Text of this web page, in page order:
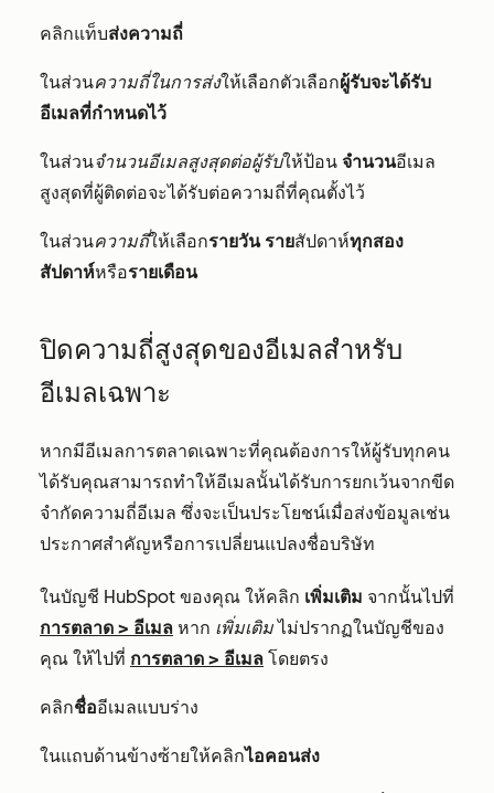
คลิกแท็บส่งความถี่
ในส่วนความถี่ในการส่งให้เลือกตัวเลือกผู้รับจะได้รับ
อีเมลที่กำหนดไว้
ในส่วนจำนวนอีเมลสูงสุดต่อผู้รับให้ป้อน จำนวนอีเมล
สูงสุดที่ผู้ติดต่อจะได้รับต่อความถี่ที่คุณตั้งไว้
ในส่วนความถี่ให้เลือกรายวัน รายสัปดาห์ทุกสอง
สัปดาห์หรือรายเดือน
ปิดความถี่สูงสุดของอีเมลสำหรับ
อีเมลเฉพาะ
หากมีอีเมลการตลาดเฉพาะที่คุณต้องการให้ผู้รับทุกคน
ได้รับคุณสามารถทำให้อีเมลนั้นได้รับการยกเว้นจากขีด
จำกัดความถี่อีเมล ซึ่งจะเป็นประโยชน์เมื่อส่งข้อมูลเช่น
ประกาศสำคัญหรือการเปลี่ยนแปลงชื่อบริษัท
ในบัญชี HubSpot ของคุณ ให้คลิก เพิ่มเติม จากนั้นไปที่
การตลาด > อีเมล หาก เพิ่มเติมไม่ปรากฏในบัญชีของ
คุณ ให้ไปที่ การตลาด > อีเมล โดยตรง
คลิกชื่ออีเมลแบบร่าง
ในแถบด้านข้างซ้ายให้คลิกไอคอนส่ง